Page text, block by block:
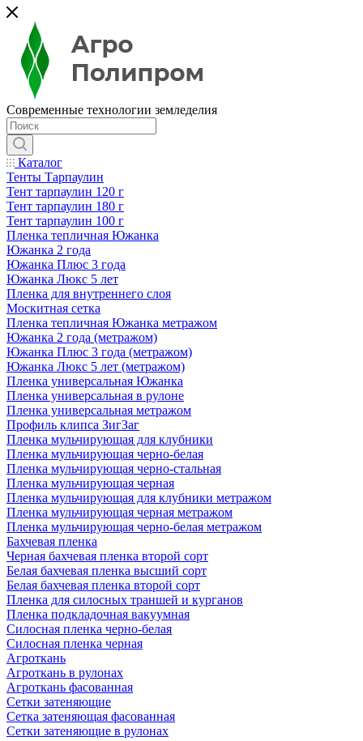
Современные технологии земледелия
Каталог
Тенты Тарпаулин
Тент тарпаулин 120 г
Тент тарпаулин 180 г
Тент тарпаулин 100 г
Пленка тепличная Южанка
Южанка 2 года
Южанка Плюс 3 года
Южанка Люкс 5 лет
Пленка для внутреннего слоя
Москитная сетка
Пленка тепличная Южанка метражом
Южанка 2 года (метражом)
Южанка Плюс 3 года (метражом)
Южанка Люкс 5 лет (метражом)
Пленка универсальная Южанка
Пленка универсальная в рулоне
Пленка универсальная метражом
Профиль клипса ЗигЗаг
Пленка мульчирующая для клубники
Пленка мульчирующая черно-белая
Пленка мульчирующая черно-стальная
Пленка мульчирующая черная
Пленка мульчирующая для клубники метражом
Пленка мульчирующая черная метражом
Пленка мульчирующая черно-белая метражом
Бахчевая пленка
Черная бахчевая пленка второй сорт
Белая бахчевая пленка высший сорт
Белая бахчевая пленка второй сорт
Пленка для силосных траншей и курганов
Пленка подкладочная вакуумная
Силосная пленка черно-белая
Силосная пленка черная
Агроткань
Агроткань в рулонах
Агроткань фасованная
Сетки затеняющие
Сетка затеняющая фасованная
Сетки затеняющие в рулонах